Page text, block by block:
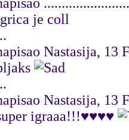
je coll
Nastasija, 13
Nastasija, 13
igraaa!!!♥♥♥♥